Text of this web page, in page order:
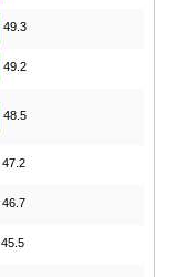
49.3
49.2
48.5
47.2
46.7
45.5